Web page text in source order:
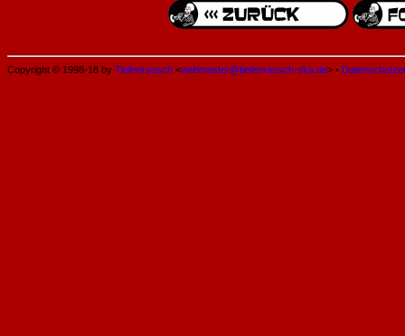
Copyright © 1998-18 by Tiefenrausch <webmaster@tiefenrausch-ska.de> •